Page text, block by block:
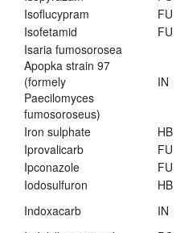
Isoflucypram
FU
Isofetamid
FU
Isaria fumosorosea
Apopka strain 97
(formely
Paecilomyces
fumosoroseus)
IN
Iron sulphate HB
Iprovalicarb
FU
Ipconazole
FU
Iodosulfuron
HB
Indoxacarb
IN